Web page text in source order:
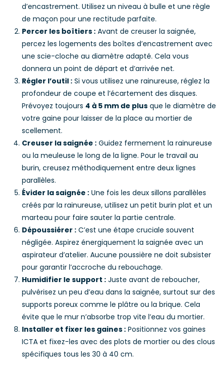
d’encastrement. Utilisez un niveau à bulle et une règle
de maçon pour une rectitude parfaite.
Percer les boîtiers : Avant de creuser la saignée,
percez les logements des boîtes d’encastrement avec
une scie-cloche au diamètre adapté. Cela vous
donnera un point de départ et d’arrivée net.
Régler l’outil : Si vous utilisez une rainureuse, réglez la
profondeur de coupe et l’écartement des disques.
Prévoyez toujours 4 à 5 mm de plus que le diamètre de
votre gaine pour laisser de la place au mortier de
scellement.
Creuser la saignée : Guidez fermement la rainureuse
ou la meuleuse le long de la ligne. Pour le travail au
burin, creusez méthodiquement entre deux lignes
parallèles.
Évider la saignée : Une fois les deux sillons parallèles
créés par la rainureuse, utilisez un petit burin plat et un
marteau pour faire sauter la partie centrale.
Dépoussiérer : C’est une étape cruciale souvent
négligée. Aspirez énergiquement la saignée avec un
aspirateur d’atelier. Aucune poussière ne doit subsister
pour garantir l’accroche du rebouchage.
Humidifier le support : Juste avant de reboucher,
pulvérisez un peu d’eau dans la saignée, surtout sur des
supports poreux comme le plâtre ou la brique. Cela
évite que le mur n’absorbe trop vite l’eau du mortier.
Installer et fixer les gaines : Positionnez vos gaines
ICTA et fixez-les avec des plots de mortier ou des clous
spécifiques tous les 30 à 40 cm.